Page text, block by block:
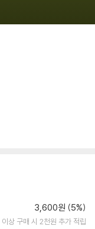
3,600원 (5%)
상 구매 시 2천원 추가 적립